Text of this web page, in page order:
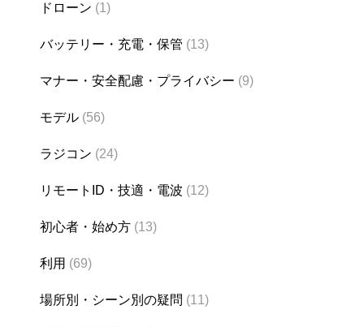
ドローン (1)
バッテリー・充電・保管 (13)
マナー・安全配慮・プライバシー (9)
モデル (56)
ラジコン (24)
リモートID・技適・電波 (12)
初心者・始め方 (13)
利用 (69)
場所別・シーン別の疑問 (11)